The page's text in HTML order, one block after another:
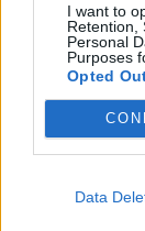
I want to
Retention,
Personal
Purposes
Opted
Data